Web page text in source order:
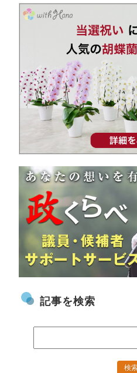
記事を検索